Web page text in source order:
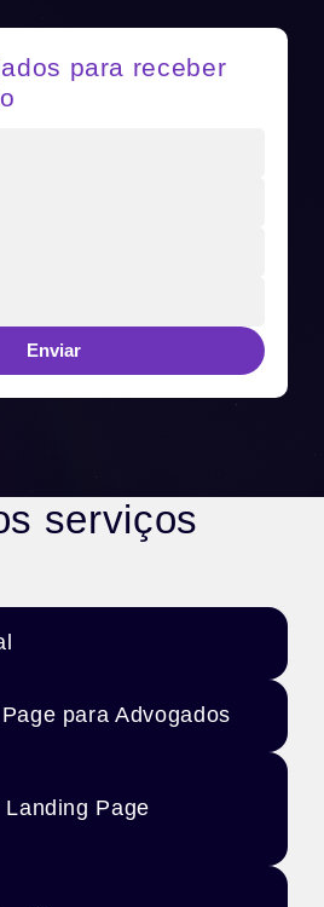
para receber
Enviar
serviços
para Advogados
Landing Page